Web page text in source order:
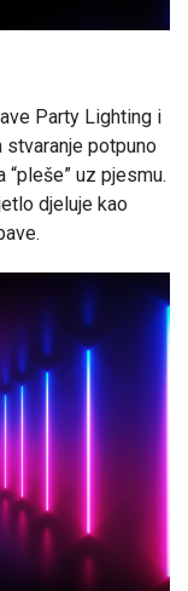
Party Lighting i
potpuno
uz pjesmu.
djeluje kao